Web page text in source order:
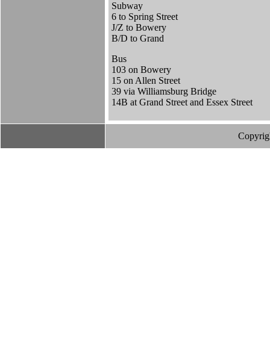
Subway
6 to Spring Street
J/Z to Bowery
B/D to Grand
Bus
103 on Bowery
15 on Allen Street
39 via Williamsburg Bridge
14B at Grand Street and Essex Street